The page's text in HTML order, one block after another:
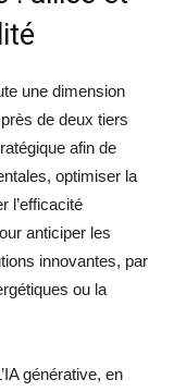
une dimension
de deux tiers
afin de
optimiser la
l’efficacité
anticiper les
innovantes, par
ou la
générative, en